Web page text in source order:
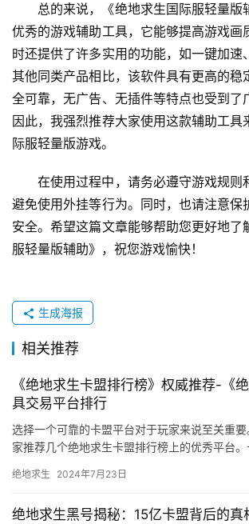
总的来说，《绝地求生国际服轻量版
优秀的游戏辅助工具，它能够提高游戏画
时还提供了许多实用的功能，如一键加速
其他同类产品相比，该软件具有更高的稳
全可靠，无广告、无插件等特点也受到了
因此，我强烈推荐大家使用这款辅助工具
际服轻量版游戏。
在使用过程中，请务必遵守游戏规则
避免使用外挂等行为。同时，也请注意保
安全。希望这篇文章能够帮助您更好地了
服轻量版辅助》，祝您游戏愉快！
生成海报
相关推荐
《绝地求生卡盟排行榜》权威推荐-《
具交易平台排行
选择一个可靠的卡盟平台对于玩家来说至关重
家推荐几个绝地求生卡盟排行榜上的优秀平台
绝地求生 2024年7月23日
绝地求生黑号揭秘：15亿卡盟背后的